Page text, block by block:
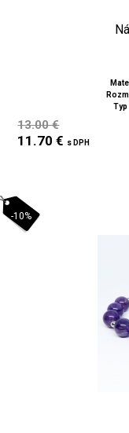
Typ
13.00 €
11.70 € s DPH
-10%